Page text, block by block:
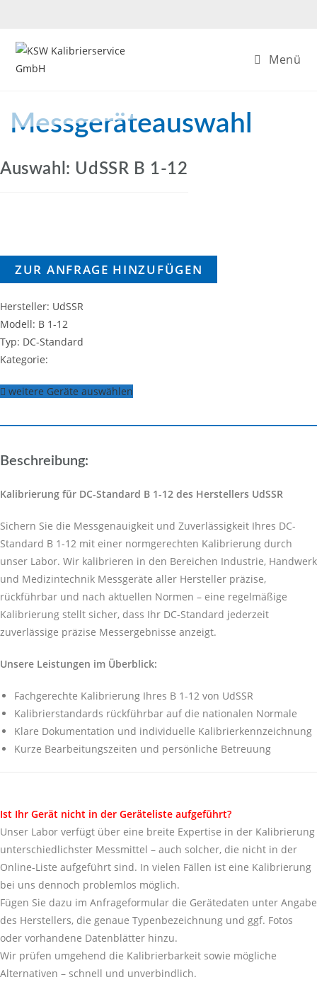
springen
Menü
Messgeräteauswahl
Auswahl: UdSSR B 1-12
ZUR ANFRAGE HINZUFÜGEN
Hersteller: UdSSR
Modell: B 1-12
Typ: DC-Standard
Kategorie:
weitere Geräte auswählen
Beschreibung:
Kalibrierung für DC-Standard B 1-12 des Herstellers UdSSR
Sichern Sie die Messgenauigkeit und Zuverlässigkeit Ihres DC-
Standard B 1-12 mit einer normgerechten Kalibrierung durch
unser Labor. Wir kalibrieren in den Bereichen Industrie, Handwerk
und Medizintechnik Messgeräte aller Hersteller präzise,
rückführbar und nach aktuellen Normen – eine regelmäßige
Kalibrierung stellt sicher, dass Ihr DC-Standard jederzeit
zuverlässige präzise Messergebnisse anzeigt.
Unsere Leistungen im Überblick:
Fachgerechte Kalibrierung Ihres B 1-12 von UdSSR
Kalibrierstandards rückführbar auf die nationalen Normale
Klare Dokumentation und individuelle Kalibrierkennzeichnung
Kurze Bearbeitungszeiten und persönliche Betreuung
Ist Ihr Gerät nicht in der Geräteliste aufgeführt?
Unser Labor verfügt über eine breite Expertise in der Kalibrierung
unterschiedlichster Messmittel – auch solcher, die nicht in der
Online-Liste aufgeführt sind. In vielen Fällen ist eine Kalibrierung
bei uns dennoch problemlos möglich.
Fügen Sie dazu im Anfrageformular die Gerätedaten unter Angabe
des Herstellers, die genaue Typenbezeichnung und ggf. Fotos
oder vorhandene Datenblätter hinzu.
Wir prüfen umgehend die Kalibrierbarkeit sowie mögliche
Alternativen – schnell und unverbindlich.